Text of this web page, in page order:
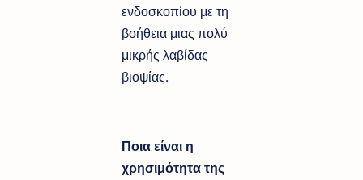
ενδοσκοπίου με τη
βοήθεια μιας πολύ
μικρής λαβίδας
βιοψίας.
Ποια είναι η
χρησιμότητα της